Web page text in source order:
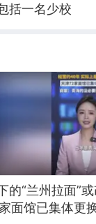
括一名少校
的“兰州拉面”
面馆已集体更